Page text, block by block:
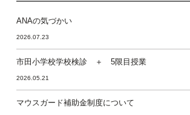
ANAの気づかい
2026.07.23
市田小学校学校検診 ＋ 5限目授業
2026.05.21
マウスガード補助金制度について